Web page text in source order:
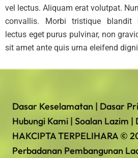
vel lectus. Aliquam erat volutpat.
convallis. Morbi tristique blandit
lectus eget purus pulvinar, non
sit amet ante quis urna eleifend
Dasar Keselamatan | Dasar
Hubungi Kami | Soalan Lazim |
HAKCIPTA TERPELIHARA ©
Perbadanan Pembangunan